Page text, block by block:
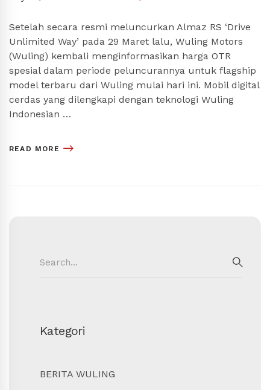
Setelah secara resmi meluncurkan Almaz RS ‘Drive
Unlimited Way’ pada 29 Maret lalu, Wuling Motors
(Wuling) kembali menginformasikan harga OTR
spesial dalam periode peluncurannya untuk flagship
model terbaru dari Wuling mulai hari ini. Mobil digital
cerdas yang dilengkapi dengan teknologi Wuling
Indonesian …
READ MORE
for:
Kategori
BERITA WULING